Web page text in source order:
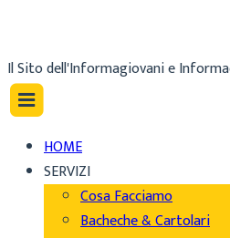
Il Sito dell'Informagiovani e
HOME
SERVIZI
Cosa Facciamo
Bacheche & Cartolari